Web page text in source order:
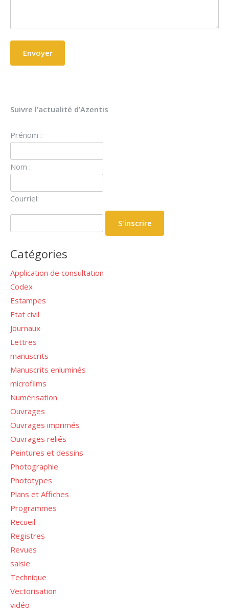
Suivre l’actualité d’Azentis
Prénom :
Nom :
Courriel:
Catégories
Application de consultation
Codex
Estampes
Etat civil
Journaux
Lettres
manuscrits
Manuscrits enluminés
microfilms
Numérisation
Ouvrages
Ouvrages imprimés
Ouvrages reliés
Peintures et dessins
Photographie
Phototypes
Plans et Affiches
Programmes
Recueil
Registres
Revues
saisie
Technique
Vectorisation
vidéo